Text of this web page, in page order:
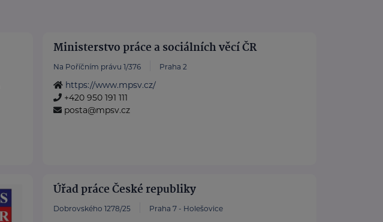
Ministerstvo práce a sociálních věcí ČR
Na Poříčním právu 1/376 Praha 2
https://www.mpsv.cz/
+420 950 191 111
posta@mpsv.cz
Úřad práce České republiky
Dobrovského 1278/25 Praha 7 - Holešovice